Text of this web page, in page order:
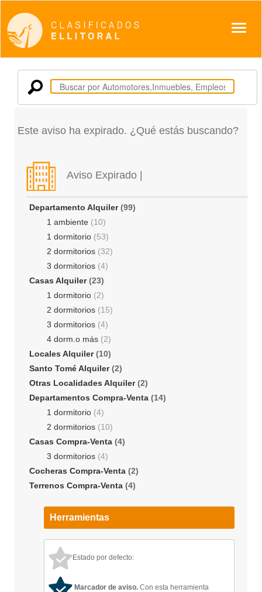
Este aviso ha expirado. ¿Qué estás buscando?
Aviso Expirado |
Departamento Alquiler(99)
1 ambiente (10)
1 dormitorio (53)
2 dormitorios (32)
3 dormitorios (4)
Casas Alquiler(23)
1 dormitorio (2)
2 dormitorios (15)
3 dormitorios (4)
4 dorm.o más (2)
Locales Alquiler(10)
Santo Tomé Alquiler(2)
Otras Localidades Alquiler(2)
Departamentos Compra-Venta (14)
1 dormitorio (4)
2 dormitorios (10)
Casas Compra-Venta (4)
3 dormitorios (4)
Cocheras Compra-Venta (2)
Terrenos Compra-Venta (4)
Herramientas
Estado por defecto:
Marcador de aviso. Con esta herramienta